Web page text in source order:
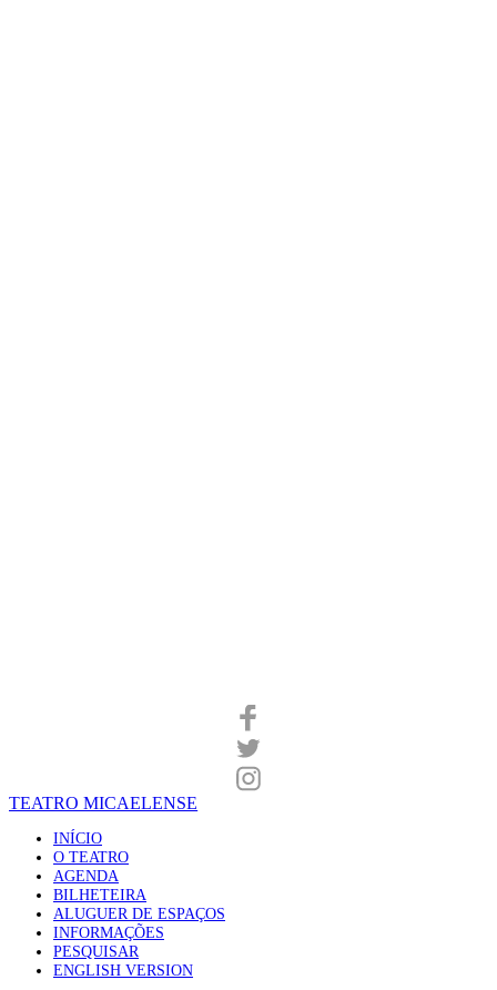
TEATRO MICAELENSE
INÍCIO
O TEATRO
AGENDA
BILHETEIRA
ALUGUER DE ESPAÇOS
INFORMAÇÕES
PESQUISAR
ENGLISH VERSION